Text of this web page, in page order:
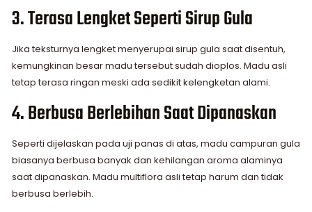
3. Terasa Lengket Seperti Sirup Gula
Jika teksturnya lengket menyerupai sirup gula saat disentuh,
kemungkinan besar madu tersebut sudah dioplos. Madu asli
tetap terasa ringan meski ada sedikit kelengketan alami.
4. Berbusa Berlebihan Saat Dipanaskan
Seperti dijelaskan pada uji panas di atas, madu campuran gula
biasanya berbusa banyak dan kehilangan aroma alaminya
saat dipanaskan. Madu multiflora asli tetap harum dan tidak
berbusa berlebih.